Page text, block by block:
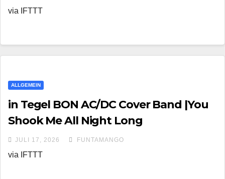
via IFTTT
ALLGEMEIN
in Tegel BON AC/DC Cover Band |You
Shook Me All Night Long
JULI 17, 2026 FUNTAMANGO
via IFTTT